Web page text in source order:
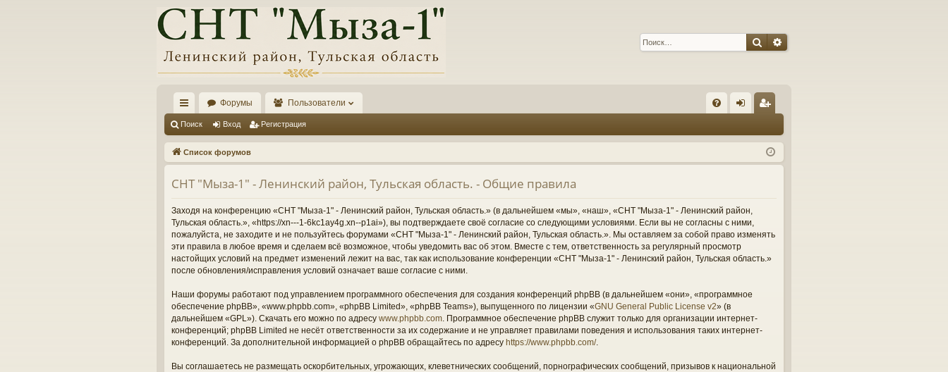
ПоискРасширенный поиск
с
ы
лк
и
Форумы Пользователи
Q д ис
тр
Поиск Вход Регистрация
Список форумов
СНТ "Мыза-1" - Ленинский район, Тульская область. - Общие правила
Заходя на конференцию «СНТ "Мыза-1" - Ленинский район, Тульская область.» (в дальнейшем «мы», «наш», «СНТ "Мыза-1" - Ленинский район,
Тульская область.», «https://xn---1-6kc1ay4g.xn--p1ai»), вы подтверждаете своё согласие со следующими условиями. Если вы не согласны с ними,
пожалуйста, не заходите и не пользуйтесь форумами «СНТ "Мыза-1" - Ленинский район, Тульская область.». Мы оставляем за собой право изменять
эти правила в любое время и сделаем всё возможное, чтобы уведомить вас об этом. Вместе с тем, ответственность за регулярный просмотр
настойщих условий на предмет изменений лежит на вас, так как использование конференции «СНТ "Мыза-1" - Ленинский район, Тульская область.»
после обновления/исправления условий означает ваше согласие с ними.
Наши форумы работают под управлением программного обеспечения для создания конференций phpBB (в дальнейшем «они», «программное
обеспечение phpBB», «www.phpbb.com», «phpBB Limited», «phpBB Teams»), выпущенного по лицензии «GNU General Public License v2» (в
дальнейшем «GPL»). Скачать его можно по адресу www.phpbb.com . Программное обеспечение phpBB служит только для организации интернет-
конференций; phpBB Limited не несёт ответственности за их содержание и не управляет правилами поведения и использования таких интернет-
конференций. За дополнительной информацией о phpBB обращайтесь по адресу https://www.phpbb.com/.
Вы соглашаетесь не размещать оскорбительных, угрожающих, клеветнических сообщений, порнографических сообщений, призывов к национальной